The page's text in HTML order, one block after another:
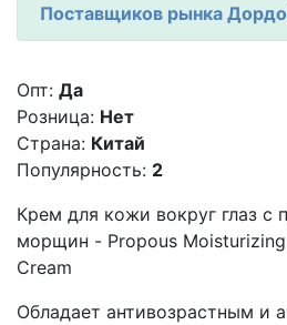
Поставщиков рынка
Опт: Да
Розница: Нет
Страна: Китай
Популярность: 2
Крем для кожи вокруг глаз с
морщин - Propous
Cream
Обладает антивозрастным и